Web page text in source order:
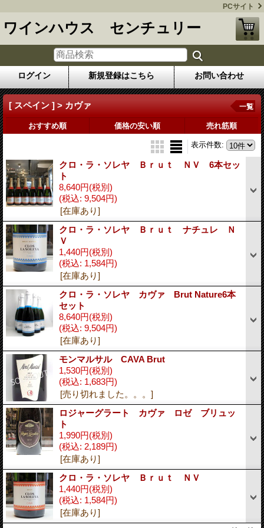
PCサイト
ワインハウス センチュリー
ログイン 新規登録はこちら お問い合わせ
[ スペイン ] > カヴァ 一覧
おすすめ順 価格の安い順 売れ筋順
表示件数:
クロ・ラ・ソレヤ Ｂｒｕｔ ＮＶ 6本セッ
ト
8,640円(税別)
(税込: 9,504円)
[在庫あり]
クロ・ラ・ソレヤ Ｂｒｕｔ ナチュレ Ｎ
Ｖ
1,440円(税別)
(税込: 1,584円)
[在庫あり]
クロ・ラ・ソレヤ カヴァ Brut Nature6本
セット
8,640円(税別)
(税込: 9,504円)
[在庫あり]
モンマルサル CAVA Brut
1,530円(税別)
(税込: 1,683円)
[売り切れました。。。]
ロジャーグラート カヴァ ロゼ ブリュッ
ト
1,990円(税別)
(税込: 2,189円)
[在庫あり]
クロ・ラ・ソレヤ Ｂｒｕｔ ＮＶ
1,440円(税別)
(税込: 1,584円)
[在庫あり]